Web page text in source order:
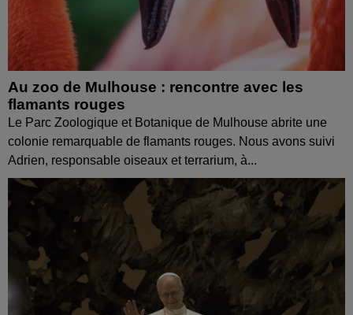
Au zoo de Mulhouse : rencontre avec les
flamants rouges
Le Parc Zoologique et Botanique de Mulhouse abrite une
colonie remarquable de flamants rouges. Nous avons suivi
Adrien, responsable oiseaux et terrarium, à...